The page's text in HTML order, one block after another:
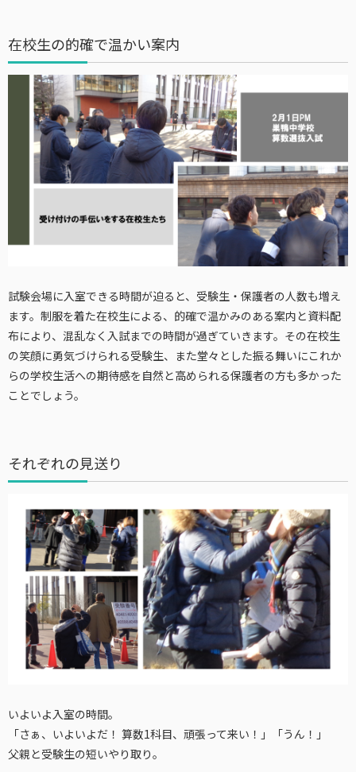
在校生の的確で温かい案内
試験会場に入室できる時間が迫ると、受験生・保護者の人数も増え
ます。制服を着た在校生による、的確で温かみのある案内と資料配
布により、混乱なく入試までの時間が過ぎていきます。その在校生
の笑顔に勇気づけられる受験生、また堂々とした振る舞いにこれか
らの学校生活への期待感を自然と高められる保護者の方も多かった
ことでしょう。
それぞれの見送り
いよいよ入室の時間。
「さぁ、いよいよだ！ 算数1科目、頑張って来い！」「うん！」
父親と受験生の短いやり取り。